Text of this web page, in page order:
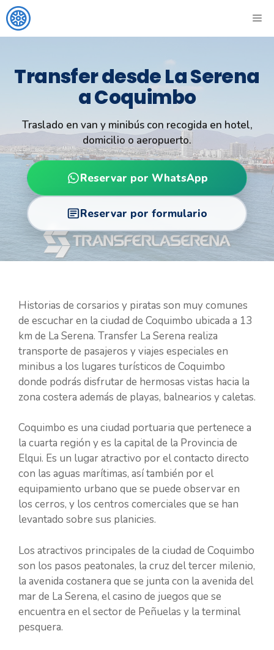
Skip
to
content
Transfer desde La Serena
a Coquimbo
Traslado en van y minibús con recogida en hotel,
domicilio o aeropuerto.
Reservar por WhatsApp
Reservar por formulario
Historias de corsarios y piratas son muy comunes
de escuchar en la ciudad de Coquimbo ubicada a 13
km de La Serena. Transfer La Serena realiza
transporte de pasajeros y viajes especiales en
minibus a los lugares turísticos de Coquimbo
donde podrás disfrutar de hermosas vistas hacia la
zona costera además de playas, balnearios y caletas.
Coquimbo es una ciudad portuaria que pertenece a
la cuarta región y es la capital de la Provincia de
Elqui. Es un lugar atractivo por el contacto directo
con las aguas marítimas, así también por el
equipamiento urbano que se puede observar en
los cerros, y los centros comerciales que se han
levantado sobre sus planicies.
Los atractivos principales de la ciudad de Coquimbo
son los pasos peatonales, la cruz del tercer milenio,
la avenida costanera que se junta con la avenida del
mar de La Serena, el casino de juegos que se
encuentra en el sector de Peñuelas y la terminal
pesquera.